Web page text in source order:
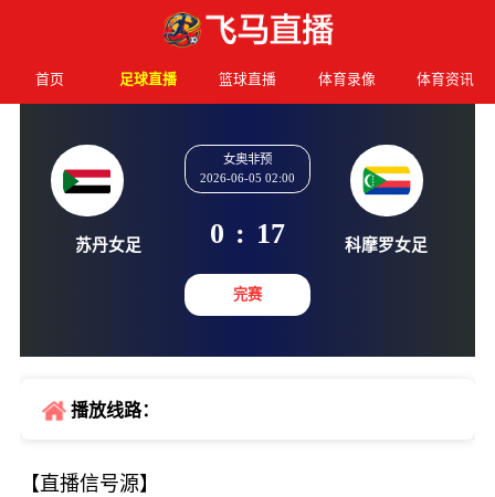
首页 足球直播 篮球直播 体育录像 体育资讯
女奥非预
0 :
完赛
播放线路：
【直播信号源】